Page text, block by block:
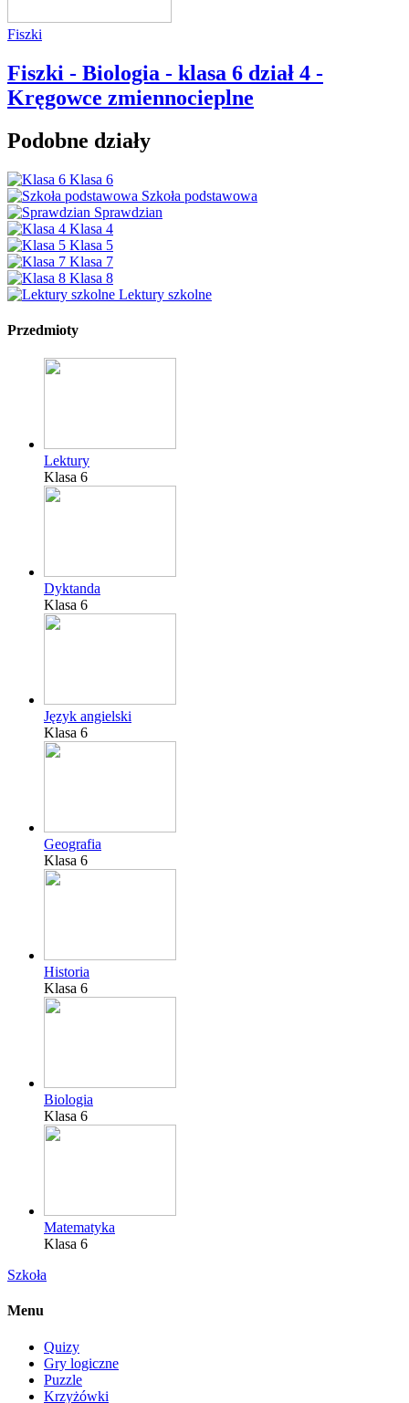
Fiszki
Fiszki - Biologia - klasa 6 dział 4 -
Kręgowce zmiennocieplne
Podobne działy
Klasa 6
Szkoła podstawowa
Sprawdzian
Klasa 4
Klasa 5
Klasa 7
Klasa 8
Lektury szkolne
Przedmioty
Lektury
Klasa 6
Dyktanda
Klasa 6
Język angielski
Klasa 6
Geografia
Klasa 6
Historia
Klasa 6
Biologia
Klasa 6
Matematyka
Klasa 6
Szkoła
Menu
Quizy
Gry logiczne
Puzzle
Krzyżówki